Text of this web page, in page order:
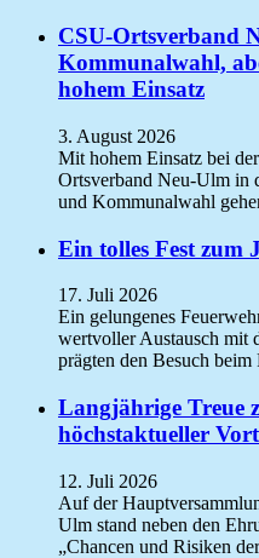
CSU-Ortsverband
Kommunalwahl,
hohem Einsatz
3. August 2026
Mit hohem Einsatz bei
Ortsverband Neu-Ulm in
und Kommunalwahl
Ein tolles Fest zum
17. Juli 2026
Ein gelungenes
wertvoller Austausch mit
prägten den Besuch
Langjährige Treue
höchstaktueller
12. Juli 2026
Auf der
Ulm stand neben den
„Chancen und Risiken